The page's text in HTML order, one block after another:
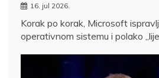
16. jul 2026.
Korak po korak, Microsoft
operativnom sistemu i polako